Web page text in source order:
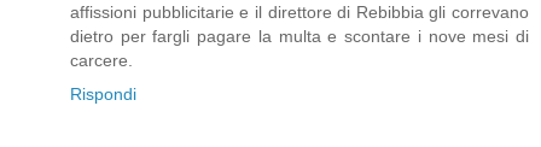
affissioni pubblicitarie e il direttore di Rebibbia gli correvano
dietro per fargli pagare la multa e scontare i nove mesi di
carcere.
Rispondi